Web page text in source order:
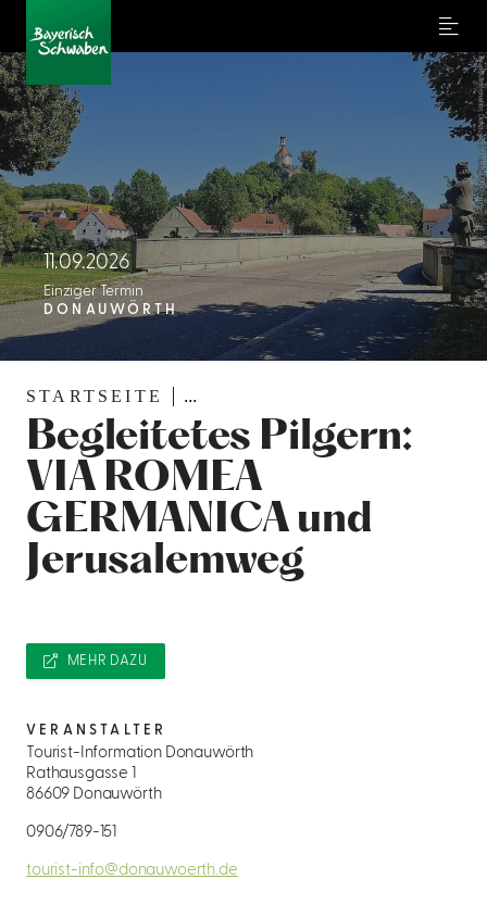
Menu
STARTSEITE ...
Begleitetes Pilgern:
VIA ROMEA
GERMANICA und
Jerusalemweg
11.09.2026
Einziger Termin
DONAUWÖRTH
MEHR DAZU
VERANSTALTER
Tourist-Information Donauwörth
Rathausgasse 1
86609 Donauwörth
0906/789-151
tourist-info@donauwoerth.de